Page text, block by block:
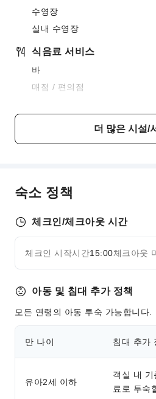
수영장
실내 수영장
식음료 서비스
바
매점 / 편의점
스포츠 시설
트레킹
카누
청소 서비스
공용 구역 Wi-Fi
흡연 구역
자세히 보기
더 많은 시설/
숙소 정책
체크인/체크아웃 시간
체크인 시작시간15:00체크아웃
아동 및 침대 추가 정책
모든 연령의 아동 투숙 가능합니다.
만 나이 침대 추가
유아2세 이하
객실 내
료로 투숙